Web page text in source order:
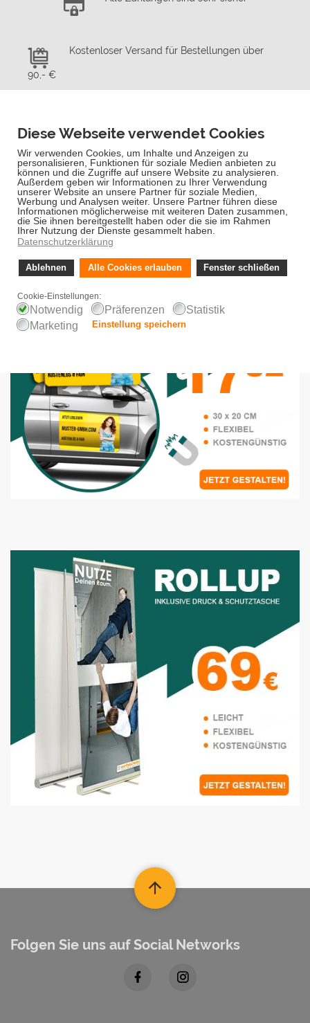
Kostenloser Versand für Bestellungen über
90,- €
Folgen Sie uns auf Social Networks